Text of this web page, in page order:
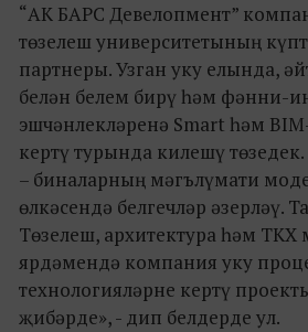
“АК БАРС Девелопмент”
төзелеш университетының
партнеры. Узган уку елында,
белән белем бирү һәм фәнни-
эшчәнлекләренә Smart һәм
кертү турында килешү
– биналарның мәгълүмати
өлкәсендә белгечләр әзерләү.
Төзелеш, архитектура һәм
ярдәмендә компания уку
технологияләрне кертү
җибәрде», - дип белдерде ул.